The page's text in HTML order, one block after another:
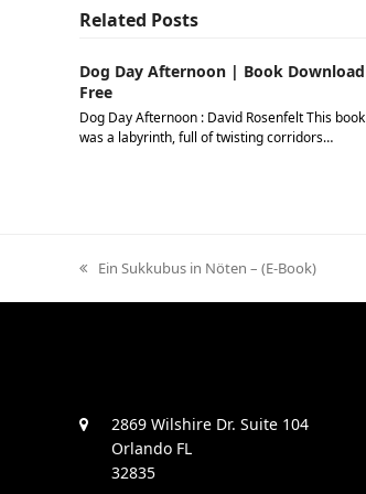
Related Posts
Dog Day Afternoon | Book Download
Free
Dog Day Afternoon : David Rosenfelt This book
was a labyrinth, full of twisting corridors…
previous
Ein Sukkubus in Nöten – (E-Book)
2869 Wilshire Dr. Suite 104
Orlando FL
32835